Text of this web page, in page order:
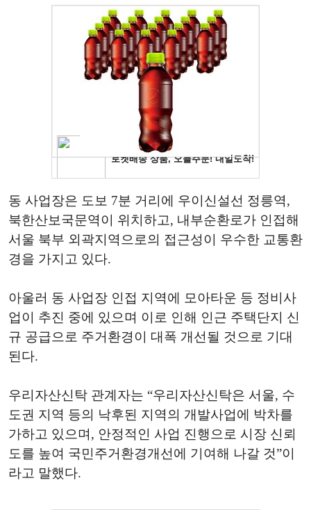
동 사업장은 도보 7분 거리에 우이신설선 정릉역,
북한산보국문역이 위치하고, 내부순환로가 인접해
서울 북부 외곽지역으로의 접근성이 우수한 교통환
경을 가지고 있다.
아울러 동 사업장 인접 지역에 모아타운 등 정비사
업이 추진 중에 있으며 이로 인해 인근 주택단지 신
규 공급으로 주거환경이 대폭 개선될 것으로 기대
된다.
우리자산신탁 관계자는 “우리자산신탁은 서울, 수
도권 지역 등의 낙후된 지역의 개발사업에 박차를
가하고 있으며, 안정적인 사업 진행으로 시장 신뢰
도를 높여 국민주거환경개선에 기여해 나갈 것”이
라고 말했다.